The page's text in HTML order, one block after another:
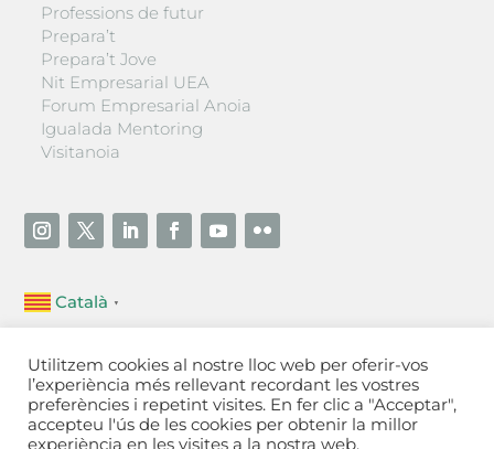
Professions de futur
Prepara’t
Prepara’t Jove
Nit Empresarial UEA
Forum Empresarial Anoia
Igualada Mentoring
Visitanoia
Català ▼
Unió Empresarial de l’Anoia (UEA)
Ctra. de Manresa, 131, 08700 – Igualada(Barcelona)
Tel 93 805 22 92
Utilitzem cookies al nostre lloc web per oferir-vos
l’experiència més rellevant recordant les vostres
preferències i repetint visites. En fer clic a "Acceptar",
accepteu l'ús de les cookies per obtenir la millor
experiència en les visites a la nostra web.